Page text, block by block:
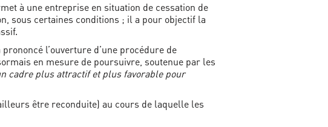
à une entreprise en situation de cessation de
sous certaines conditions ; il a pour objectif la
l’ouverture d’une procédure de
en mesure de poursuivre, soutenue par les
cadre plus attractif et plus favorable pour
être reconduite) au cours de laquelle les